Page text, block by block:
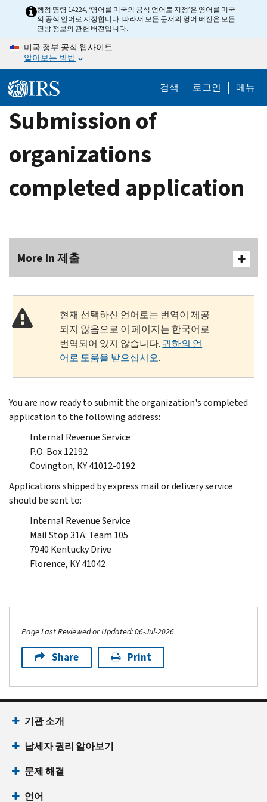
content
행정 명령 14224, ‘영어를 미국의 공식 언어로 지정’은 영어를 미국
의 공식 언어로 지정합니다. 따라서 모든 문서의 영어 버전은 모든
연방 정보의 관헌 버전입니다.
미국 정부 공식 웹사이트
알아보는 방법
검색 로그인 메뉴
Submission of
organizations
completed application
More In 제출
현재 선택하신 언어로는 번역이 제공
되지 않음으로 이 페이지는 한국어로
번역되어 있지 않습니다. 귀하의 언
어로 도움을 받으십시오.
You are now ready to submit the organization's completed
application to the following address:
Internal Revenue Service
P.O. Box 12192
Covington, KY 41012-0192
Applications shipped by express mail or delivery service
should be sent to:
Internal Revenue Service
Mail Stop 31A: Team 105
7940 Kentucky Drive
Florence, KY 41042
Page Last Reviewed or Updated: 06-Jul-2026
Share Print
기관 소개
납세자 권리 알아보기
문제 해결
언어